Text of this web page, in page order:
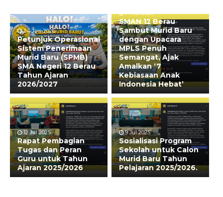
24 Jun 2026
Petunjuk Operasional
Sistem Penerimaan
Murid Baru (SPMB)
SMA Negeri 12 Berau
Tahun Ajaran
2026/2027
14 Jul 2025
SMAN 12 Berau
Sambut Murid Baru
dengan Upacara
MPLS Penuh
Semangat, Ajak
Amalkan ‘7
Kebiasaan Anak
Indonesia Hebat’
12 Jul 2025
Rapat Pembagian
Tugas dan Peran
Guru untuk Tahun
Ajaran 2025/2026
9 Jul 2025
Sosialisasi Program
Sekolah untuk Calon
Murid Baru Tahun
Pelajaran 2025/2026.